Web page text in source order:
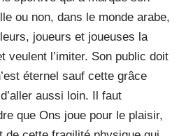
ou non, dans le monde arabe,
joueurs et joueuses la
veulent l’imiter. Son public doit
éternel sauf cette grâce
aussi loin. Il faut
que Ons joue pour le plaisir,